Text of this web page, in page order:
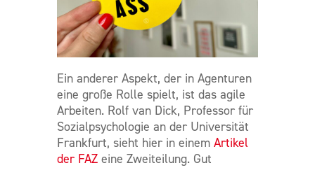
Ein anderer Aspekt, der in Agenturen
eine große Rolle spielt, ist das agile
Arbeiten. Rolf van Dick, Professor für
Sozialpsychologie an der Universität
Frankfurt, sieht hier in einem Artikel
der FAZ eine Zweiteilung. Gut